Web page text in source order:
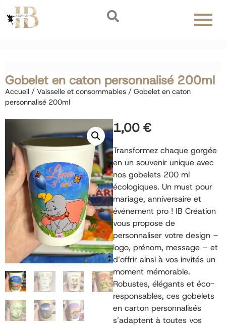
Gobelet en caton personnalisé 200ml
Accueil / Vaisselle et consommables / Gobelet en caton
personnalisé 200ml
1,00 €
Transformez chaque gorgée
en un souvenir unique avec
nos gobelets 200 ml
écologiques. Un must pour
mariage, anniversaire et
événement pro ! IB Création
vous propose de
personnaliser votre design –
logo, prénom, message – et
d’offrir ainsi à vos invités un
moment mémorable.
Robustes, élégants et éco-
responsables, ces gobelets
en carton personnalisés
s’adaptent à toutes vos